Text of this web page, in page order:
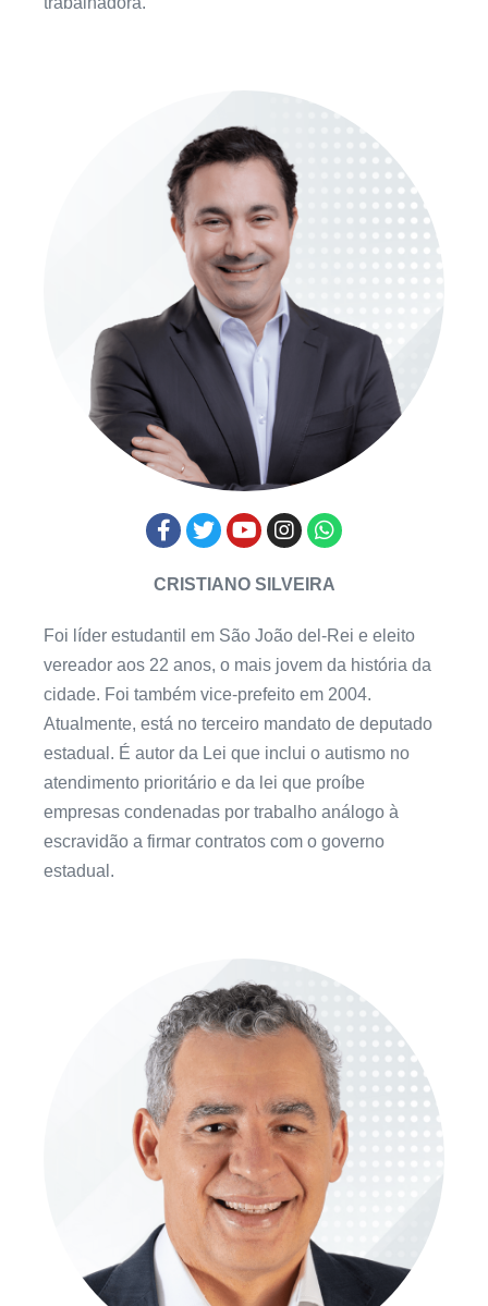
CRISTIANO SILVEIRA
Foi líder estudantil em São João del-Rei e eleito
vereador aos 22 anos, o mais jovem da história da
cidade. Foi também vice-prefeito em 2004.
Atualmente, está no terceiro mandato de deputado
estadual. É autor da Lei que inclui o autismo no
atendimento prioritário e da lei que proíbe
empresas condenadas por trabalho análogo à
escravidão a firmar contratos com o governo
estadual.